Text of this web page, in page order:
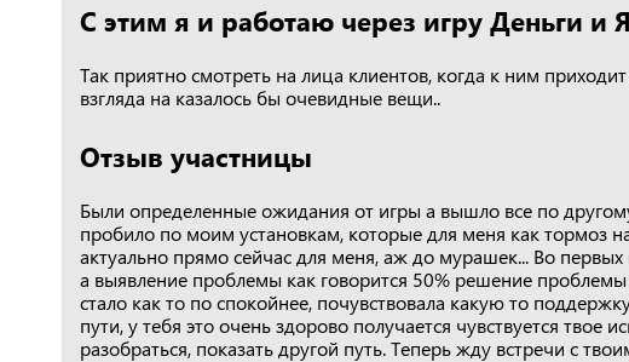
С этим я и работаю через игру Деньги и Я
Так приятно смотреть на лица клиентов, когда к ним
взгляда на казалось бы очевидные вещи..
Отзыв участницы
Были определенные ожидания от игры а вышло все по
пробило по моим установкам, которые для меня как тормоз
актуально прямо сейчас для меня, аж до мурашек... Во
а выявление проблемы как говорится 50% решение проблемы
стало как то по спокойнее, почувствовала какую то
пути, у тебя это очень здорово получается чувствуется твое
разобраться, показать другой путь. Теперь жду встречи с